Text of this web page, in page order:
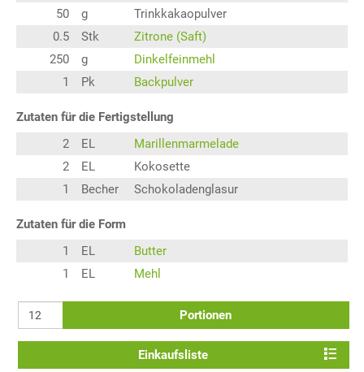
50
g
Trinkkakaopulver
0.5
Stk
Zitrone (Saft)
250
g
Dinkelfeinmehl
1
Pk Backpulver
Zutaten für die Fertigstellung
2
EL
Marillenmarmelade
2
EL
Kokosette
1
Becher Schokoladenglasur
Zutaten für die Form
1
EL
Butter
1
EL Mehl
Portionen
Einkaufsliste